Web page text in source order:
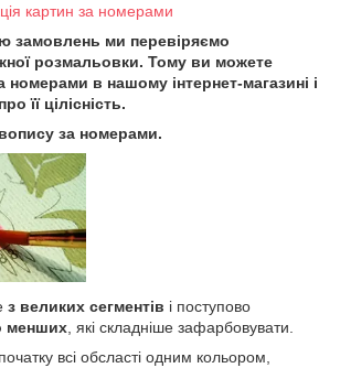
картин за номерами
замовлень ми перевіряємо
розмальовки. Тому ви можете
номерами в нашому інтернет-магазині і
її цілісність.
за номерами.
з великих сегментів і поступово
менших , які складніше зафарбовувати.
всі обсласті одним кольором,